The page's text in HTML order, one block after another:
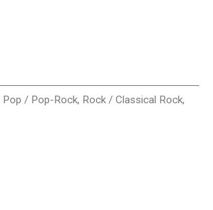
Pop / Pop-Rock, Rock / Classical Rock,